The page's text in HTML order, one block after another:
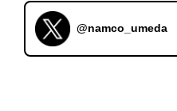
@namco_umeda